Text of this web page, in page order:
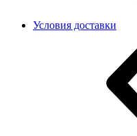
Условия доставки